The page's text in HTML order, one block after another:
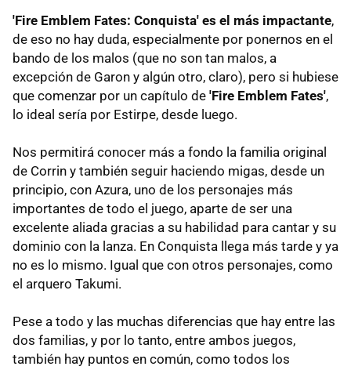
'Fire Emblem Fates: Conquista' es el más impactante,
de eso no hay duda, especialmente por ponernos en el
bando de los malos (que no son tan malos, a
excepción de Garon y algún otro, claro), pero si hubiese
que comenzar por un capítulo de 'Fire Emblem Fates',
lo ideal sería por Estirpe, desde luego.
Nos permitirá conocer más a fondo la familia original
de Corrin y también seguir haciendo migas, desde un
principio, con Azura, uno de los personajes más
importantes de todo el juego, aparte de ser una
excelente aliada gracias a su habilidad para cantar y su
dominio con la lanza. En Conquista llega más tarde y ya
no es lo mismo. Igual que con otros personajes, como
el arquero Takumi.
Pese a todo y las muchas diferencias que hay entre las
dos familias, y por lo tanto, entre ambos juegos,
también hay puntos en común, como todos los